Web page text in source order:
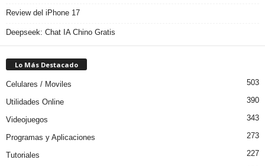
Review del iPhone 17
Deepseek: Chat IA Chino Gratis
Lo Más Destacado
Celulares / Moviles 503
Utilidades Online 390
Videojuegos 343
Programas y Aplicaciones 273
Tutoriales 227